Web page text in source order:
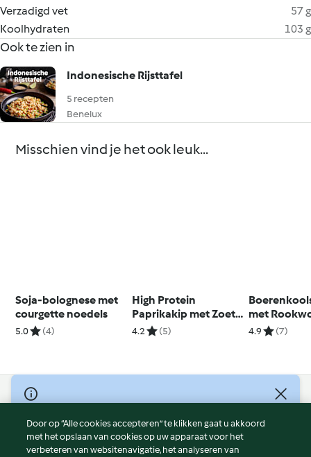
Verzadigd vet
57 g
Koolhydraten
103 g
Ook te zien in
Indonesische Rijsttafel
5 recepten
Benelux
Misschien vind je het ook leuk...
Soja-bolognese met
courgette noedels
5.0 (4)
High Protein
Paprikakip met Zoete
Aardappelpuree en
4.2 (5)
met
Mosterd
4.9 (7)
© Copyright 2026
Gebruiksvoorwaarden
Privacybeleid
Door op “Alle cookies accepteren” te klikken gaat u akkoord
met het opslaan van cookies op uw apparaat voor het
verbeteren van websitenavigatie, het analyseren van